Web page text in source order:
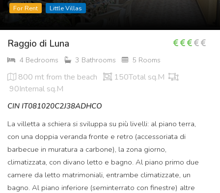
For Rent Little Villas
Raggio di Luna
4 Bedrooms 3 Bathrooms 5 Rooms
800 mtfrom the beach
150Total sq.M
90Internal sq.M
CIN IT081020C2J38ADHCO
La villetta a schiera si sviluppa su più livelli: al piano terra,
con una doppia veranda fronte e retro (accessoriata di
barbecue in muratura a carbone), la zona giorno,
climatizzata, con divano letto e bagno. Al piano primo due
camere da letto matrimoniali, entrambe climatizzate, un
bagno. Al piano inferiore (seminterrato con finestre) altre